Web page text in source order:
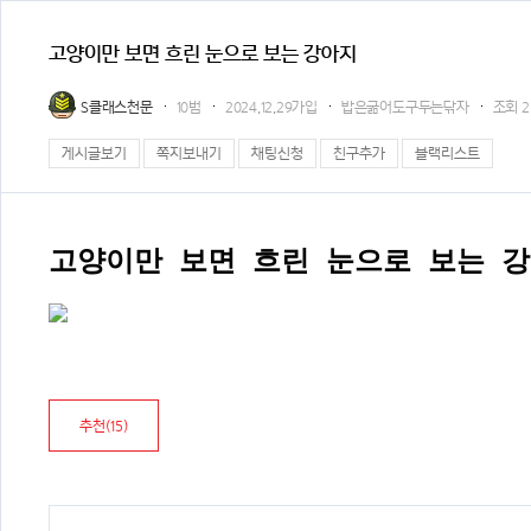
고양이만 보면 흐린 눈으로 보는 강아지
S클래스천문 10범 2024.12.29가입 밥은굶어도구두는닦자 조회
게시글보기 쪽지보내기 채팅신청 친구추가 블랙리스트
고양이만 보면 흐린 눈으로 보는
추천(15)